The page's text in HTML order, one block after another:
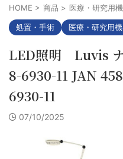
HOME > 商品 > 医療・研究用
処置・手術 医療・研究用
LED照明 Luvis
8-6930-11 JAN
6930-11
07/10/2025